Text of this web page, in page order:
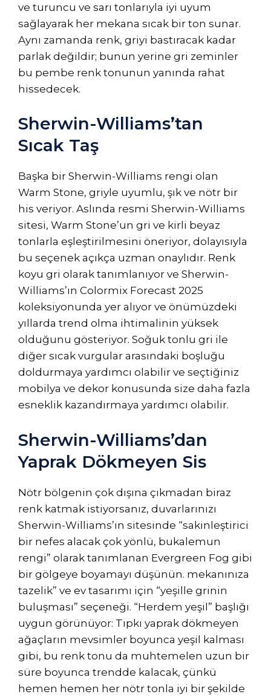
ve turuncu ve sarı tonlarıyla iyi uyum
sağlayarak her mekana sıcak bir ton sunar.
Aynı zamanda renk, griyi bastıracak kadar
parlak değildir; bunun yerine gri zeminler
bu pembe renk tonunun yanında rahat
hissedecek.
Sherwin-Williams’tan
Sıcak Taş
Başka bir Sherwin-Williams rengi olan
Warm Stone, griyle uyumlu, şık ve nötr bir
his veriyor. Aslında resmi Sherwin-Williams
sitesi, Warm Stone’un gri ve kirli beyaz
tonlarla eşleştirilmesini öneriyor, dolayısıyla
bu seçenek açıkça uzman onaylıdır. Renk
koyu gri olarak tanımlanıyor ve Sherwin-
Williams’ın Colormix Forecast 2025
koleksiyonunda yer alıyor ve önümüzdeki
yıllarda trend olma ihtimalinin yüksek
olduğunu gösteriyor. Soğuk tonlu gri ile
diğer sıcak vurgular arasındaki boşluğu
doldurmaya yardımcı olabilir ve seçtiğiniz
mobilya ve dekor konusunda size daha fazla
esneklik kazandırmaya yardımcı olabilir.
Sherwin-Williams’dan
Yaprak Dökmeyen Sis
Nötr bölgenin çok dışına çıkmadan biraz
renk katmak istiyorsanız, duvarlarınızı
Sherwin-Williams’ın sitesinde “sakinleştirici
bir nefes alacak çok yönlü, bukalemun
rengi” olarak tanımlanan Evergreen Fog gibi
bir gölgeye boyamayı düşünün. mekanınıza
tazelik” ve ev tasarımı için “yeşille grinin
buluşması” seçeneği. “Herdem yeşil” başlığı
uygun görünüyor: Tıpkı yaprak dökmeyen
ağaçların mevsimler boyunca yeşil kalması
gibi, bu renk tonu da muhtemelen uzun bir
süre boyunca trendde kalacak, çünkü
hemen hemen her nötr tonla iyi bir şekilde